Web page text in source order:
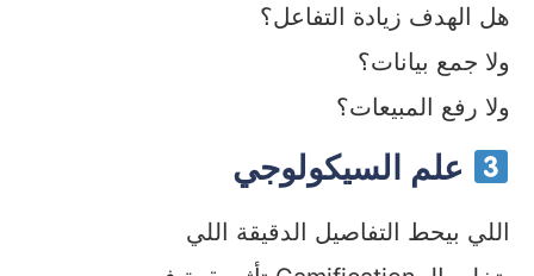
هل الهدف زيادة التفاعل؟
ولا جمع بيانات؟
ولا رفع المبيعات؟
علم السيكولوجي
اللي بيحط التفاصيل الدقيقة اللي